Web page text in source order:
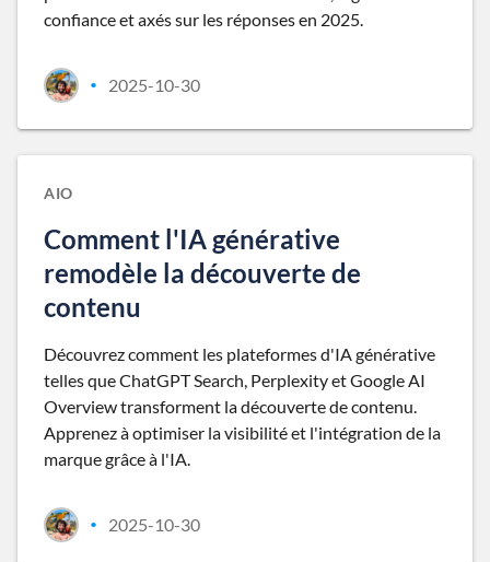
confiance et axés sur les réponses en 2025.
• 2025-10-30
AIO
Comment l'IA générative
remodèle la découverte de
contenu
Découvrez comment les plateformes d'IA générative
telles que ChatGPT Search, Perplexity et Google AI
Overview transforment la découverte de contenu.
Apprenez à optimiser la visibilité et l'intégration de la
marque grâce à l'IA.
• 2025-10-30